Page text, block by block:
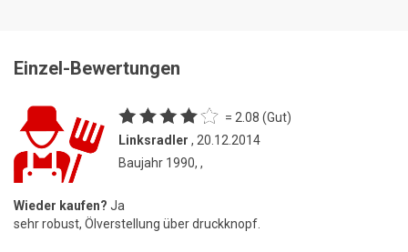
Einzel-Bewertungen
= 2.08 (Gut)
Linksradler , 20.12.2014
Baujahr 1990, ,
Wieder kaufen? Ja
sehr robust, Ölverstellung über druckknopf.